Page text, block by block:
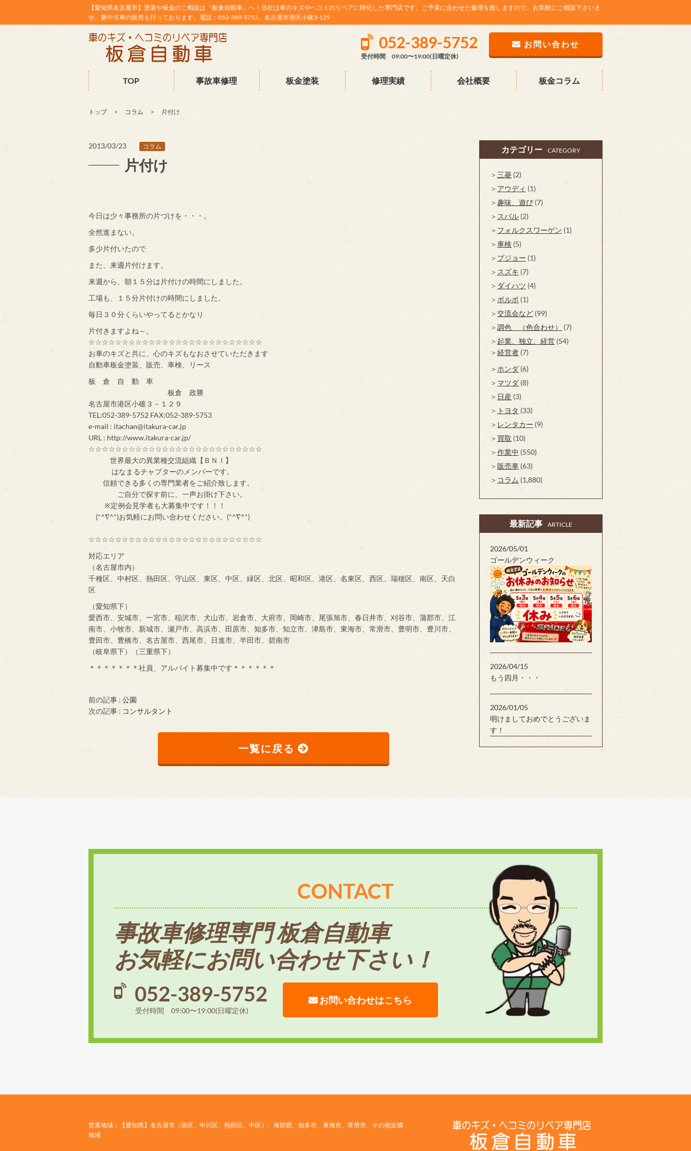
【愛知県名古屋市】塗装や板金のご相談は『板倉自動車』へ！当社は車のキズやヘコミのリペアに特化した専門店です。ご予算に合わせた修理を致しますので、お気軽にご相談下さいま
せ。新中古車の販売も行っております。電話：052-389-5752。名古屋市港区小碓3-129
052-389-5752
受付時間 09:00〜19:00(日曜定休)
お問い合わせ
TOP 事故車修理 板金塗装 修理実績 会社概要 板金コラム
トップ コラム 片付け
2013/03/23 コラム
片付け
今日は少々事務所の片づけを・・・。
全然進まない。
多少片付いたので
また、来週片付けます。
来週から、朝１５分は片付けの時間にしました。
工場も、１５分片付けの時間にしました。
毎日３０分くらいやってるとかなり
片付きますよね～。
☆☆☆☆☆☆☆☆☆☆☆☆☆☆☆☆☆☆☆☆☆☆☆☆☆☆
お車のキズと共に、心のキズもなおさせていただきます
自動車板金塗装、販売、車検、リース
板 倉 自 動 車
板倉 政勝
名古屋市港区小碓３－１２９
TEL:052-389-5752 FAX:052-389-5753
e-mail : itachan@itakura-car.jp
URL : http://www.itakura-car.jp/
☆☆☆☆☆☆☆☆☆☆☆☆☆☆☆☆☆☆☆☆☆☆☆☆☆☆
世界最大の異業種交流組織【ＢＮＩ】
はなまるチャプターのメンバーです。
信頼できる多くの専門業者をご紹介致します。
ご自分で探す前に、一声お掛け下さい。
※定例会見学者も大募集中です！！！
(*^∇^*)お気軽にお問い合わせください。(*^∇^*)
☆☆☆☆☆☆☆☆☆☆☆☆☆☆☆☆☆☆☆☆☆☆☆☆☆☆
対応エリア
（名古屋市内）
千種区、中村区、熱田区、守山区、東区、中区、緑区、北区、昭和区、港区、名東区、西区、瑞穂区、南区、天白
区
（愛知県下）
愛西市、安城市、一宮市、稲沢市、犬山市、岩倉市、大府市、岡崎市、尾張旭市、春日井市、刈谷市、蒲郡市、江
南市、小牧市、新城市、瀬戸市、高浜市、田原市、知多市、知立市、津島市、東海市、常滑市、豊明市、豊川市、
豊田市、豊橋市、名古屋市、西尾市、日進市、半田市、碧南市
（岐阜県下）（三重県下）
＊＊＊＊＊＊＊社員、アルバイト募集中です＊＊＊＊＊＊
前の記事 : 公園
次の記事 : コンサルタント
一覧に戻る
カテゴリー CATEGORY
三菱 (2)
アウディ (1)
趣味、遊び (7)
スバル (2)
フォルクスワーゲン (1)
車検 (5)
プジョー (1)
スズキ (7)
ダイハツ (4)
ボルボ (1)
交流会など (99)
調色 （色合わせ）
(7)
起業、独立、経営 (54)
経営者 (7)
ホンダ (6)
マツダ (8)
日産 (3)
トヨタ (33)
レンタカー (9)
買取 (10)
作業中 (550)
販売車 (63)
コラム (1,880)
最新記事 ARTICLE
2026/05/01
ゴールデンウィーク
2026/04/15
もう四月・・・
2026/01/05
明けましておめでとうございま
す！
CONTACT
事故車修理専門 板倉自動車
お気軽にお問い合わせ下さい！
052-389-5752
受付時間 09:00〜19:00(日曜定休)
お問い合わせはこちら
営業地域：【愛知県】名古屋市（港区、中川区、熱田区、中区）、海部郡、知多市、東海市、常滑市、その他近隣
地域